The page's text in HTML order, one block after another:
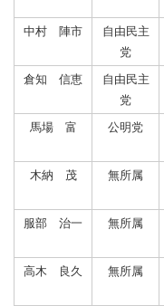
中村 陣市
自由民主
党
倉知 信恵
自由民主
党
馬場 富
公明党
木納 茂
無所属
服部 治一
無所属
高木 良久
無所属